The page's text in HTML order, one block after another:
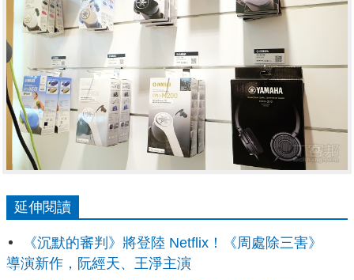
延伸閱讀
《沉默的審判》將登陸 Netflix！《周處除三害》
導演新作，阮經天、王淨主演